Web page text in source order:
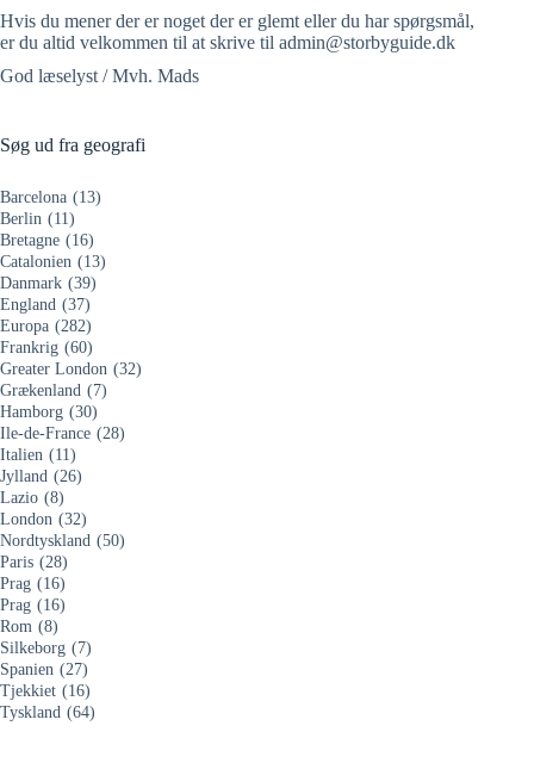
Hvis du mener der er noget der er glemt eller du har spørgsmål,
er du altid velkommen til at skrive til admin@storbyguide.dk
God læselyst / Mvh. Mads
Søg ud fra geografi
Barcelona (13)
Berlin (11)
Bretagne (16)
Catalonien (13)
Danmark (39)
England (37)
Europa (282)
Frankrig (60)
Greater London (32)
Grækenland (7)
Hamborg (30)
Ile-de-France (28)
Italien (11)
Jylland (26)
Lazio (8)
London (32)
Nordtyskland (50)
Paris (28)
Prag (16)
Prag (16)
Rom (8)
Silkeborg (7)
Spanien (27)
Tjekkiet (16)
Tyskland (64)